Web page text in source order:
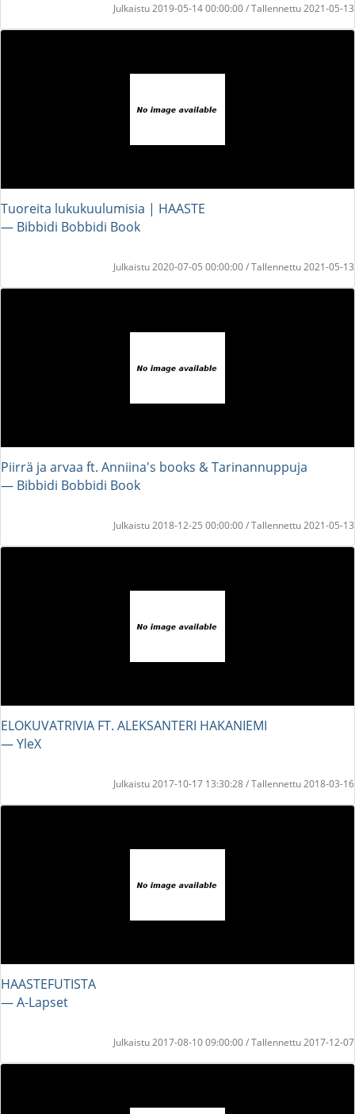
Julkaistu 2019-05-14 00:00:00 / Tallennettu 2021-05-13
Tuoreita lukukuulumisia | HAASTE
― Bibbidi Bobbidi Book
Julkaistu 2020-07-05 00:00:00 / Tallennettu 2021-05-13
Piirrä ja arvaa ft. Anniina's books & Tarinannuppuja
― Bibbidi Bobbidi Book
Julkaistu 2018-12-25 00:00:00 / Tallennettu 2021-05-13
ELOKUVATRIVIA FT. ALEKSANTERI HAKANIEMI
― YleX
Julkaistu 2017-10-17 13:30:28 / Tallennettu 2018-03-16
HAASTEFUTISTA
― A-Lapset
Julkaistu 2017-08-10 09:00:00 / Tallennettu 2017-12-07